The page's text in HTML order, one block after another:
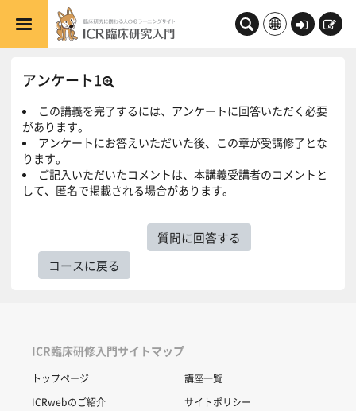
メインコンテンツへスキップする
ロ
新
アンケート1
この講義を完了するには、アンケートに回答いただく必要
があります。
アンケートにお答えいただいた後、この章が受講修了とな
ります。
ご記入いただいたコメントは、本講義受講者のコメントと
して、匿名で掲載される場合があります。
質問に回答する
コースに戻る
ICR臨床研修入門サイトマップ
トップページ
ICRwebのご紹介
講座一覧
サイトポリシー